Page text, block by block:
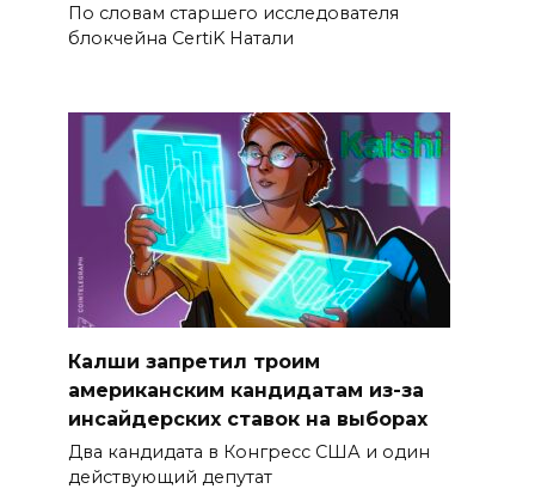
По словам старшего исследователя
блокчейна CertiK Натали
Калши запретил троим
американским кандидатам из-за
инсайдерских ставок на выборах
Два кандидата в Конгресс США и один
действующий депутат